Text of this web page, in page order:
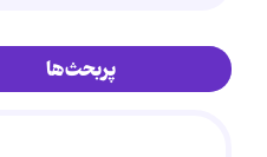
پربحث‌ها